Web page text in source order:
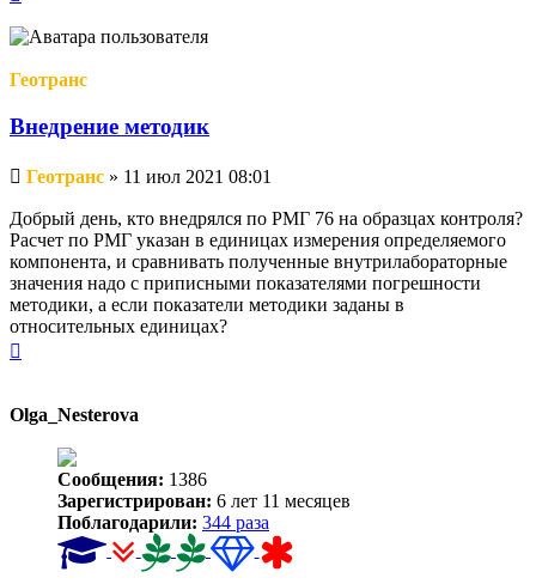
началу
Геотранс
Внедрение методик
Непрочитанное
сообщение
Геотранс » 11 июл 2021 08:01
Добрый день, кто внедрялся по РМГ 76 на образцах контроля?
Расчет по РМГ указан в единицах измерения определяемого
компонента, и сравнивать полученные внутрилабораторные
значения надо с приписными показателями погрешности
методики, а если показатели методики заданы в
относительных единицах?
Olga_Nesterova
Сообщения: 1386
Зарегистрирован: 6 лет 11 месяцев
Поблагодарили: 344 раза